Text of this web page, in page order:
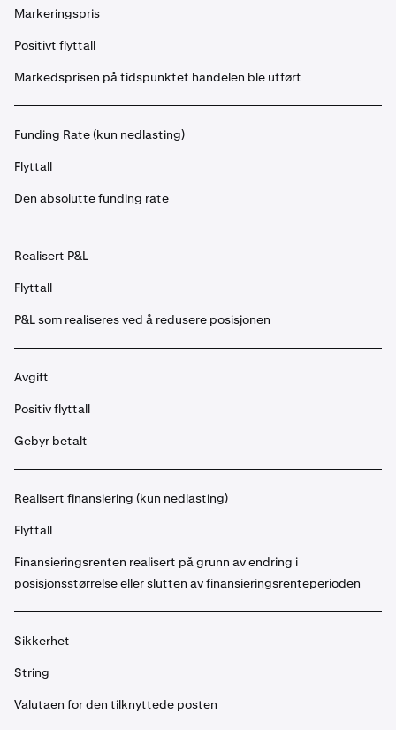
Markeringspris
Positivt flyttall
Markedsprisen på tidspunktet handelen ble utført
Funding Rate (kun nedlasting)
Flyttall
Den absolutte funding rate
Realisert P&L
Flyttall
P&L som realiseres ved å redusere posisjonen
Avgift
Positiv flyttall
Gebyr betalt
Realisert finansiering (kun nedlasting)
Flyttall
Finansieringsrenten realisert på grunn av endring i
posisjonsstørrelse eller slutten av finansieringsrenteperioden
Sikkerhet
String
Valutaen for den tilknyttede posten